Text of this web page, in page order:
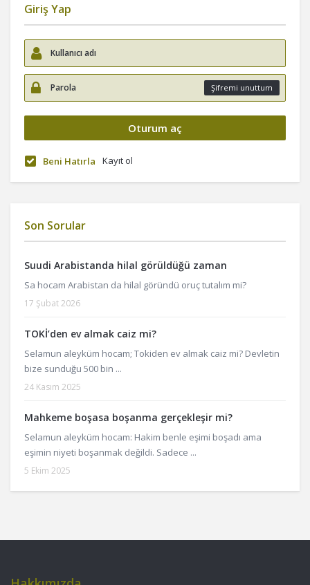
Giriş Yap
Şifremi unuttum
Beni Hatırla Kayıt ol
Son Sorular
Suudi Arabistanda hilal görüldüğü zaman
Sa hocam Arabistan da hilal göründü oruç tutalım mi?
17 Şubat 2026
TOKİ’den ev almak caiz mi?
Selamun aleyküm hocam; Tokiden ev almak caiz mi? Devletin
bize sunduğu 500 bin ...
24 Kasım 2025
Mahkeme boşasa boşanma gerçekleşir mi?
Selamun aleyküm hocam: Hakim benle eşimi boşadı ama
eşimin niyeti boşanmak değildi. Sadece ...
5 Ekim 2025